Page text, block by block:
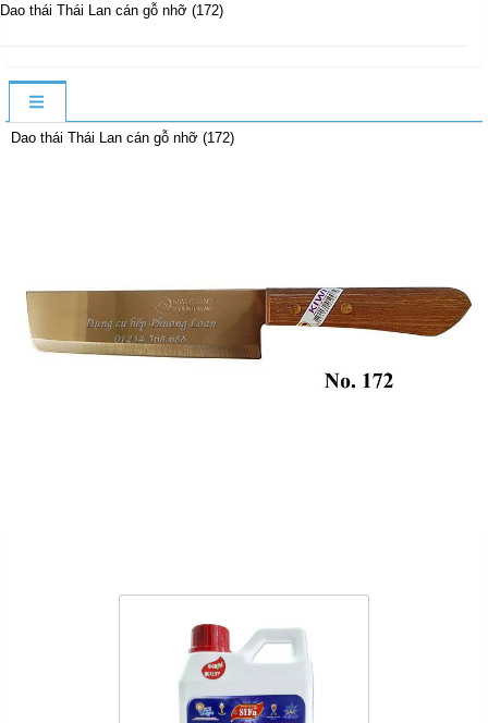
Dao thái Thái Lan cán gỗ nhỡ (172)
Dao thái Thái Lan cán gỗ nhỡ (172)